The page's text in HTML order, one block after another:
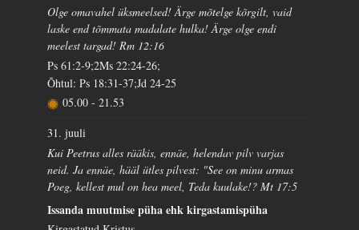
Olge omavahel üksmeelsed! Ärge mõtelge kõrgilt, vaid
laske end tõmmata madalate hulka! Ärge olge endi
meelest targad! Rm 12:16
Ps 61:2-9;2Ms 22:24-26;
Õhtul: Ps 18:31-37;Jd 24-25
05.00 - 21.53
31. juuli
Kui Peetrus alles rääkis, ennäe, helendav pilv varjas
neid. Ja ennäe, hääl ütles pilvest: "See on minu armas
Poeg, kellest mul on hea meel, Teda kuulake!? Mt 17:5
Issanda muutmise püha ehk kirgastamispüha